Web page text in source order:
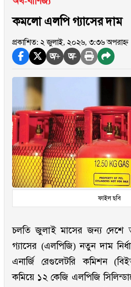
কমলো এলপি গ্যাসের দাম
প্রকাশিত: ২ জুলাই, ২০২৬, ৩:৩৬ অপরাহ্ন
অ+ অ-
ফাইল ছবি
চলতি জুলাই মাসের জন্য দেশে
গ্যাসের (এলপিজি) নতুন দাম
এনার্জি রেগুলেটরি কমিশন
কমিয়ে ১২ কেজি এলপিজি